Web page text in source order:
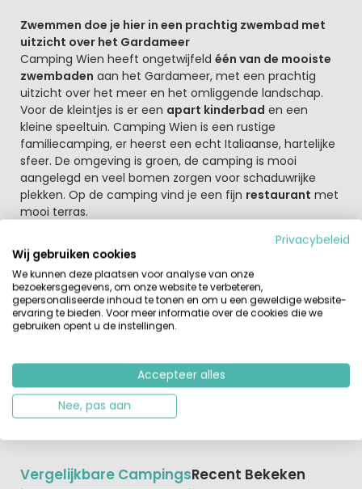
Zwemmen doe je hier in een prachtig zwembad met
uitzicht over het Gardameer
Camping Wien heeft ongetwijfeld één van de mooiste
zwembaden aan het Gardameer, met een prachtig
uitzicht over het meer en het omliggende landschap.
Voor de kleintjes is er een apart kinderbad en een
kleine speeltuin. Camping Wien is een rustige
familiecamping, er heerst een echt Italiaanse, hartelijke
sfeer. De omgeving is groen, de camping is mooi
aangelegd en veel bomen zorgen voor schaduwrijke
plekken. Op de camping vind je een fijn restaurant met
mooi terras.
Het Gardameer heeft erg veel te bieden
Vanaf de camping zijn er veel mogelijkheden tot leuke
uitstapjes, bijvoorbeeld naar het pretpark Gardaland of
het nieuwe Movieland. In de omliggende havenplaatsjes
is er elke week markt en het is daar heerlijk toeven op de
gezellige terrasjes. Het levendige Peschiera is een van de
kun je in de omgeving van deze topcamping heerlijk
fietsen en wandelen. Of wat dacht je van een
romantische tocht op de boot tijdens een
zonsondergang op het Gardameer?
Vergelijkbare CampingsRecent Bekeken
Privacybeleid
Wij gebruiken cookies
We kunnen deze plaatsen voor analyse van onze
bezoekersgegevens, om onze website te verbeteren,
gepersonaliseerde inhoud te tonen en om u een geweldige website-
ervaring te bieden. Voor meer informatie over de cookies die we
gebruiken opent u de instellingen.
Accepteer alles
Nee, pas aan